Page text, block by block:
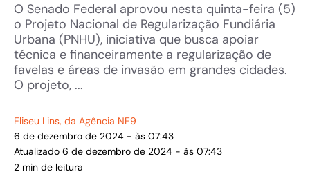
O Senado Federal aprovou nesta quinta-feira (5)
o Projeto Nacional de Regularização Fundiária
Urbana (PNHU), iniciativa que busca apoiar
técnica e financeiramente a regularização de
favelas e áreas de invasão em grandes cidades.
O projeto, ...
Eliseu Lins, da Agência NE9
6 de dezembro de 2024 - às 07:43
Atualizado 6 de dezembro de 2024 - às 07:43
2 min de leitura